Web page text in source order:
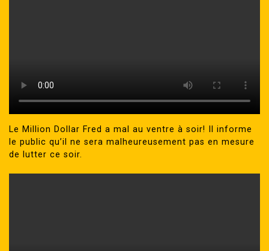
Le Million Dollar Fred a mal au ventre à soir! Il informe
le public qu’il ne sera malheureusement pas en mesure
de lutter ce soir.